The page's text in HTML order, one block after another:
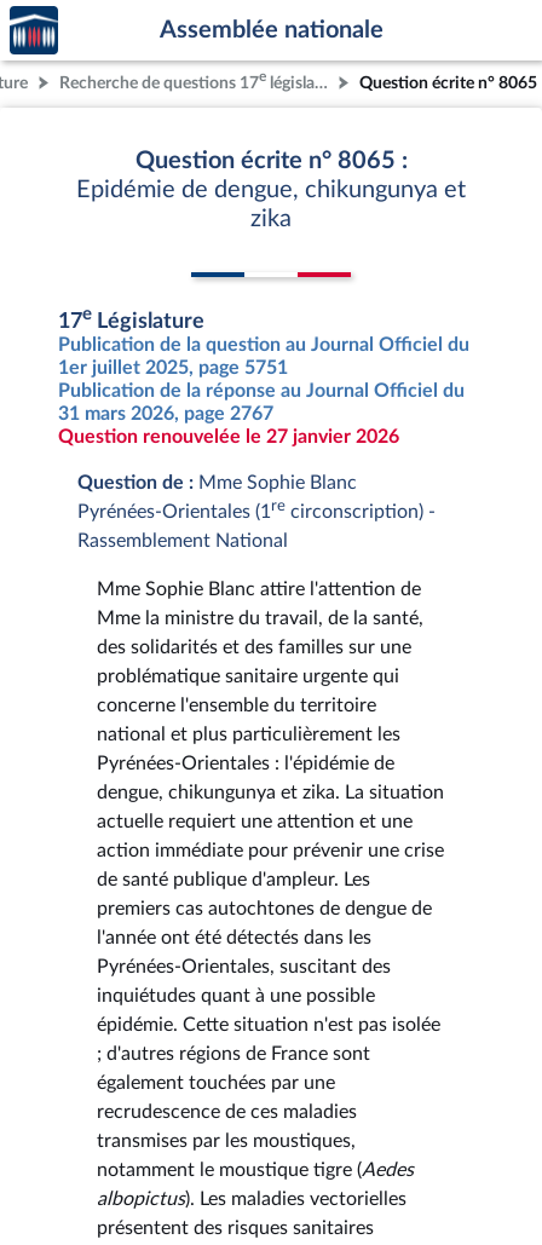
Aller au contenu
Aller en bas de la page
Accèder
à la
page
d'accueil
Assemblée nationale
Recherche de questions 17e législature Question écrite n° 8065
Question écrite n° 8065 :
Epidémie de dengue, chikungunya et
zika
17e Législature
Publication de la question au Journal Officiel du
1er juillet 2025, page 5751
Publication de la réponse au Journal Officiel du
31 mars 2026, page 2767
Question renouvelée le 27 janvier 2026
Question de : Mme Sophie Blanc
Pyrénées-Orientales (1 re circonscription) -
Rassemblement National
Mme Sophie Blanc attire l'attention de
Mme la ministre du travail, de la santé,
des solidarités et des familles sur une
problématique sanitaire urgente qui
concerne l'ensemble du territoire
national et plus particulièrement les
Pyrénées-Orientales : l'épidémie de
dengue, chikungunya et zika. La situation
actuelle requiert une attention et une
action immédiate pour prévenir une crise
de santé publique d'ampleur. Les
premiers cas autochtones de dengue de
l'année ont été détectés dans les
Pyrénées-Orientales, suscitant des
inquiétudes quant à une possible
épidémie. Cette situation n'est pas isolée
; d'autres régions de France sont
également touchées par une
recrudescence de ces maladies
transmises par les moustiques,
notamment le moustique tigre (Aedes
albopictus). Les maladies vectorielles
présentent des risques sanitaires